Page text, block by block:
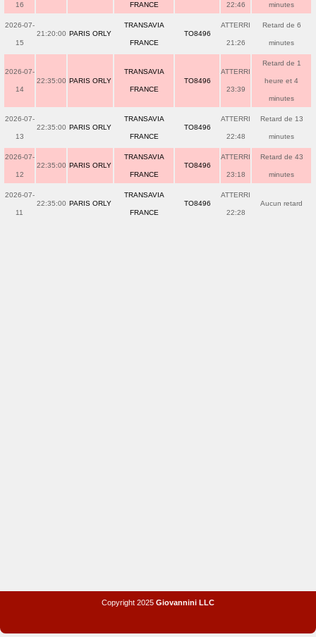
16 FRANCE 22:46 minutes
2026-07-
15
21:20:00 PARIS ORLY
TRANSAVIA
FRANCE
TO8496
ATTERRI
21:26
Retard de 6
minutes
2026-07-
14
22:35:00 PARIS ORLY
TRANSAVIA
FRANCE
TO8496
ATTERRI
23:39
Retard de 1
heure et 4
minutes
2026-07-
13
22:35:00 PARIS ORLY
TRANSAVIA
FRANCE
TO8496
ATTERRI
22:48
Retard de 13
minutes
2026-07-
12
22:35:00 PARIS ORLY
TRANSAVIA
FRANCE
TO8496
ATTERRI
23:18
Retard de 43
minutes
2026-07-
11
22:35:00 PARIS ORLY
TRANSAVIA
FRANCE
TO8496
ATTERRI
22:28
Aucun retard
Copyright 2025 Giovannini LLC